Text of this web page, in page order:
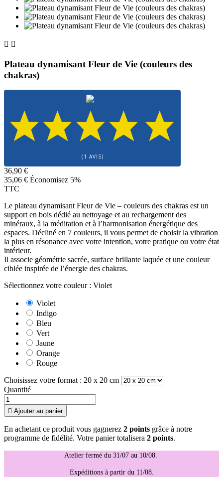
 
Plateau dynamisant Fleur de Vie (couleurs des
chakras)
(1 AVIS)
36,90 €
35,06 € Économisez 5%
TTC
Le plateau dynamisant Fleur de Vie – couleurs des chakras est un
support en bois dédié au nettoyage et au rechargement des
minéraux, à la méditation et à l’harmonisation énergétique des
espaces. Décliné en 7 couleurs, il vous permet de choisir la vibration
la plus en résonance avec votre intention, votre pratique ou votre état
intérieur.
Il associe géométrie sacrée, surface brillante laquée et une couleur
ciblée inspirée de l’énergie des chakras.
Sélectionnez votre couleur : Violet
Violet
Indigo
Bleu
Vert
Jaune
Orange
Rouge
Choisissez votre format : 20 x 20 cm
Quantité
 Ajouter au panier
En achetant ce produit vous gagnerez 2 points grâce à notre
programme de fidélité. Votre panier totalisera 2 points.
Atelier fermé du 31/07 au 10/08.
Expéditions à partir du 11/08.